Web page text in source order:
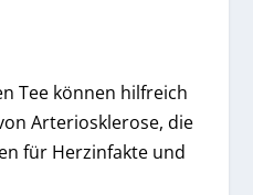
Tee können hilfreich
Arteriosklerose, die
für Herzinfakte und